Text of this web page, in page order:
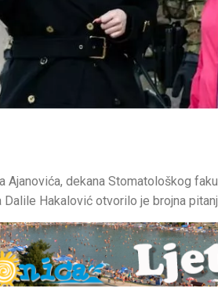
Ajanovića, dekana Stomatološkog
Hakalović otvorilo je brojna